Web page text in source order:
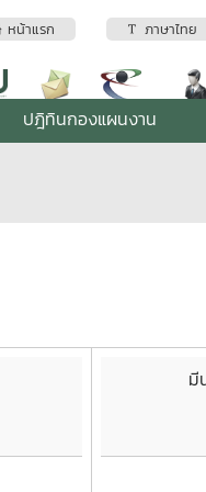
หน้าแรก ภาษาไทย
ปฎิทินกองแผนงาน
มี